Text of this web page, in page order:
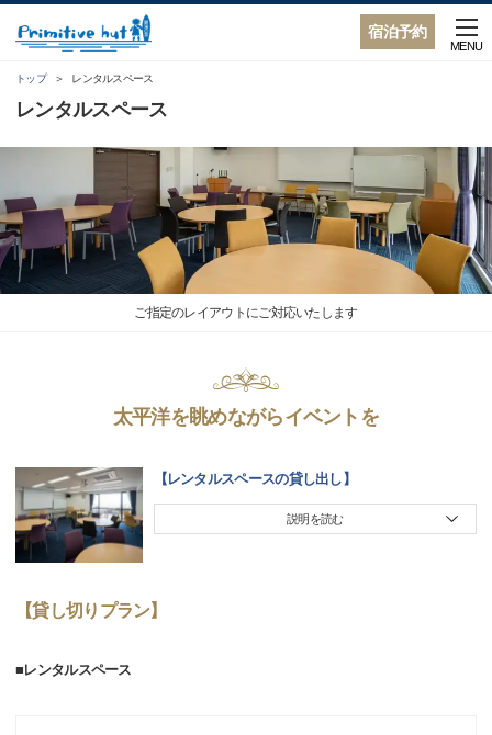
宿泊予約
MENU
トップ レンタルスペース
レンタルスペース
ご指定のレイアウトにご対応いたします
太平洋を眺めながらイベントを
【レンタルスペースの貸し出し】
説明を読む
【貸し切りプラン】
■レンタルスペース